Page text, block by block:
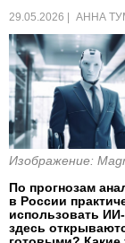
29.05.2026 | АННА
Изображение:
По прогнозам
в России
использовать
здесь